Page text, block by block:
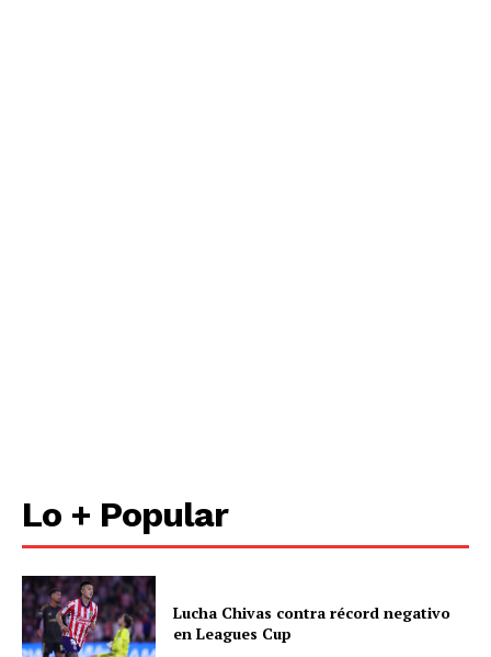
Lo + Popular
Lucha Chivas contra récord negativo
en Leagues Cup